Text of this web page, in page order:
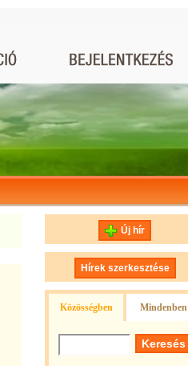
Új hír
Hírek szerkesztése
Közösségben Mindenben